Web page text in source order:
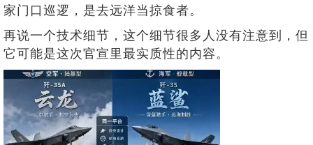
家门口巡逻，是去远洋当掠食者。
再说一个技术细节，这个细节很多人没有注意到，但
它可能是这次官宣里最实质性的内容。